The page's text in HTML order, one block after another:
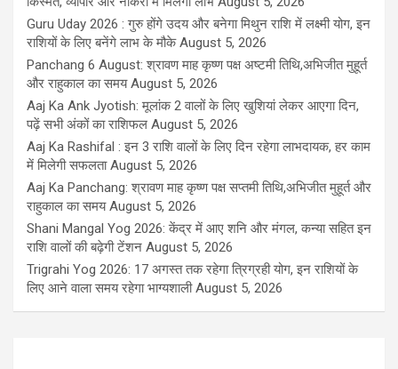
Guru Uday 2026 : गुरु होंगे उदय और बनेगा मिथुन राशि में लक्ष्मी योग, इन
राशियों के लिए बनेंगे लाभ के मौके August 5, 2026
Panchang 6 August: श्रावण माह कृष्ण पक्ष अष्टमी तिथि,अभिजीत मुहूर्त
और राहुकाल का समय August 5, 2026
Aaj Ka Ank Jyotish: मूलांक 2 वालों के लिए खुशियां लेकर आएगा दिन,
पढ़ें सभी अंकों का राशिफल August 5, 2026
Aaj Ka Rashifal : इन 3 राशि वालों के लिए दिन रहेगा लाभदायक, हर काम
में मिलेगी सफलता August 5, 2026
Aaj Ka Panchang: श्रावण माह कृष्ण पक्ष सप्तमी तिथि,अभिजीत मुहूर्त और
राहुकाल का समय August 5, 2026
Shani Mangal Yog 2026: केंद्र में आए शनि और मंगल, कन्या सहित इन
राशि वालों की बढ़ेगी टेंशन August 5, 2026
Trigrahi Yog 2026: 17 अगस्त तक रहेगा त्रिग्रही योग, इन राशियों के
लिए आने वाला समय रहेगा भाग्यशाली August 5, 2026